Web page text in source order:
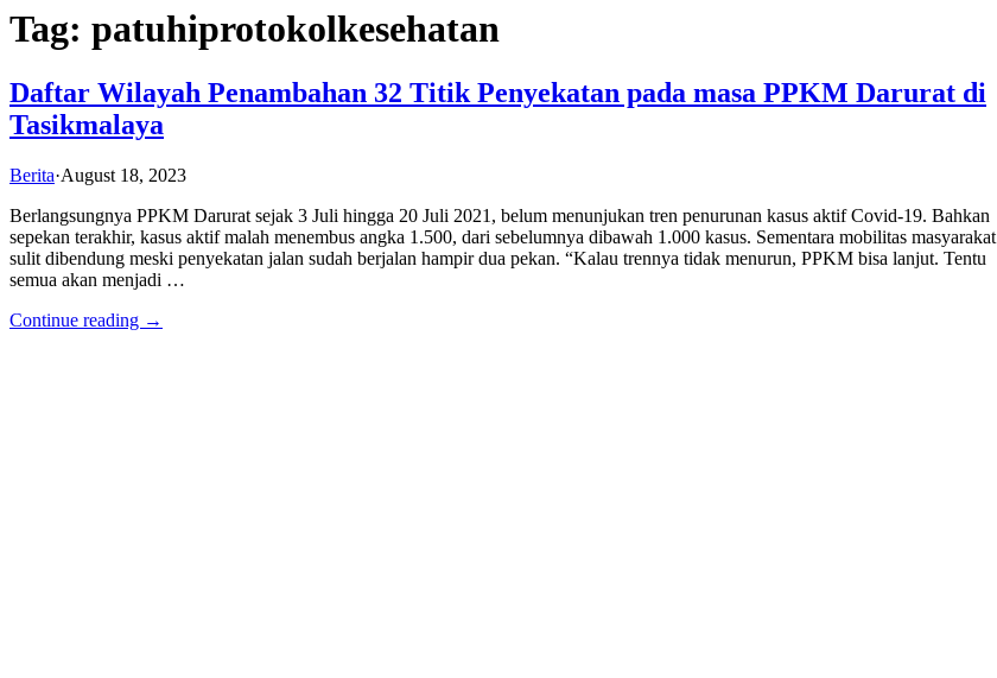
Tag: patuhiprotokolkesehatan
Daftar Wilayah Penambahan 32 Titik Penyekatan pada masa PPKM Darurat di
Tasikmalaya
Berita·August 18, 2023
Berlangsungnya PPKM Darurat sejak 3 Juli hingga 20 Juli 2021, belum menunjukan tren penurunan kasus aktif Covid-19. Bahkan
sepekan terakhir, kasus aktif malah menembus angka 1.500, dari sebelumnya dibawah 1.000 kasus. Sementara mobilitas masyarakat
sulit dibendung meski penyekatan jalan sudah berjalan hampir dua pekan. “Kalau trennya tidak menurun, PPKM bisa lanjut. Tentu
semua akan menjadi …
Continue reading →